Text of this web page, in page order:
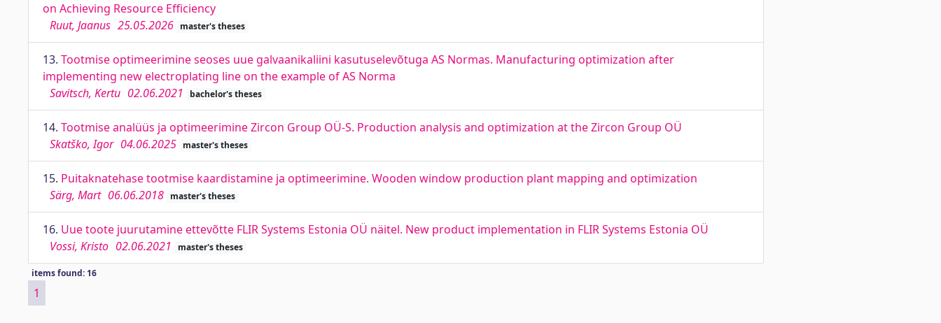
on Achieving Resource Efficiency
Ruut, Jaanus 25.05.2026 master's theses
13. Tootmise optimeerimine seoses uue galvaanikaliini kasutuselevõtuga AS Normas. Manufacturing optimization after
implementing new electroplating line on the example of AS Norma
Savitsch, Kertu 02.06.2021 bachelor's theses
14. Tootmise analüüs ja optimeerimine Zircon Group OÜ-S. Production analysis and optimization at the Zircon Group OÜ
Skatško, Igor 04.06.2025 master's theses
15. Puitaknatehase tootmise kaardistamine ja optimeerimine. Wooden window production plant mapping and optimization
Särg, Mart 06.06.2018 master's theses
16. Uue toote juurutamine ettevõtte FLIR Systems Estonia OÜ näitel. New product implementation in FLIR Systems Estonia OÜ
Vossi, Kristo 02.06.2021 master's theses
items found: 16
1